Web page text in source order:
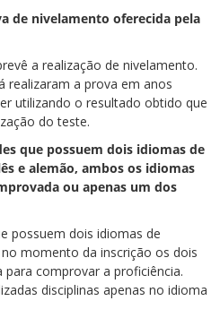
de nivelamento oferecida pela
a realização de nivelamento.
realizaram a prova em anos
utilizando o resultado obtido que
do teste.
que possuem dois idiomas de
e alemão, ambos os idiomas
ou apenas um dos
possuem dois idiomas de
momento da inscrição os dois
comprovar a proficiência.
disciplinas apenas no idioma